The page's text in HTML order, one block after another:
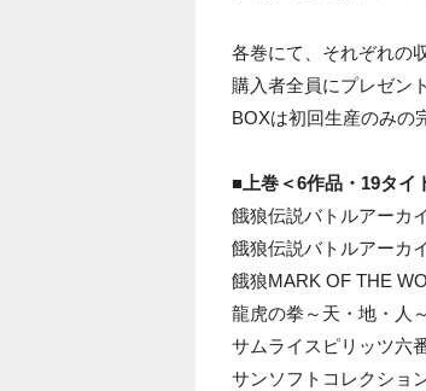
各巻にて、それぞれの
購入者全員にプレゼン
BOXは初回生産のみの
■上巻＜6作品・19タイ
餓狼伝説バトルアーカ
餓狼伝説バトルアーカ
餓狼MARK OF THE
龍虎の拳～天・地・人
サムライスピリッツ六
サンソフトコレクショ